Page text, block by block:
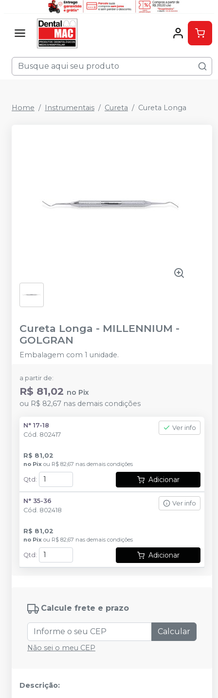
Home Instrumentais Cureta Cureta Longa
Cureta Longa - MILLENNIUM -
GOLGRAN
Embalagem com 1 unidade.
a partir de:
R$ 81,02 no Pix
ou R$ 82,67 nas demais condições
N° 17-18
Cód. 802417
Ver info
R$ 81,02
no Pix ou R$ 82,67 nas demais condições
Qtd : Adicionar
N° 35-36
Cód. 802418
Ver info
R$ 81,02
no Pix ou R$ 82,67 nas demais condições
Qtd: Adicionar
Calcule frete e prazo
Calcular
Não sei o meu CEP
Descrição: